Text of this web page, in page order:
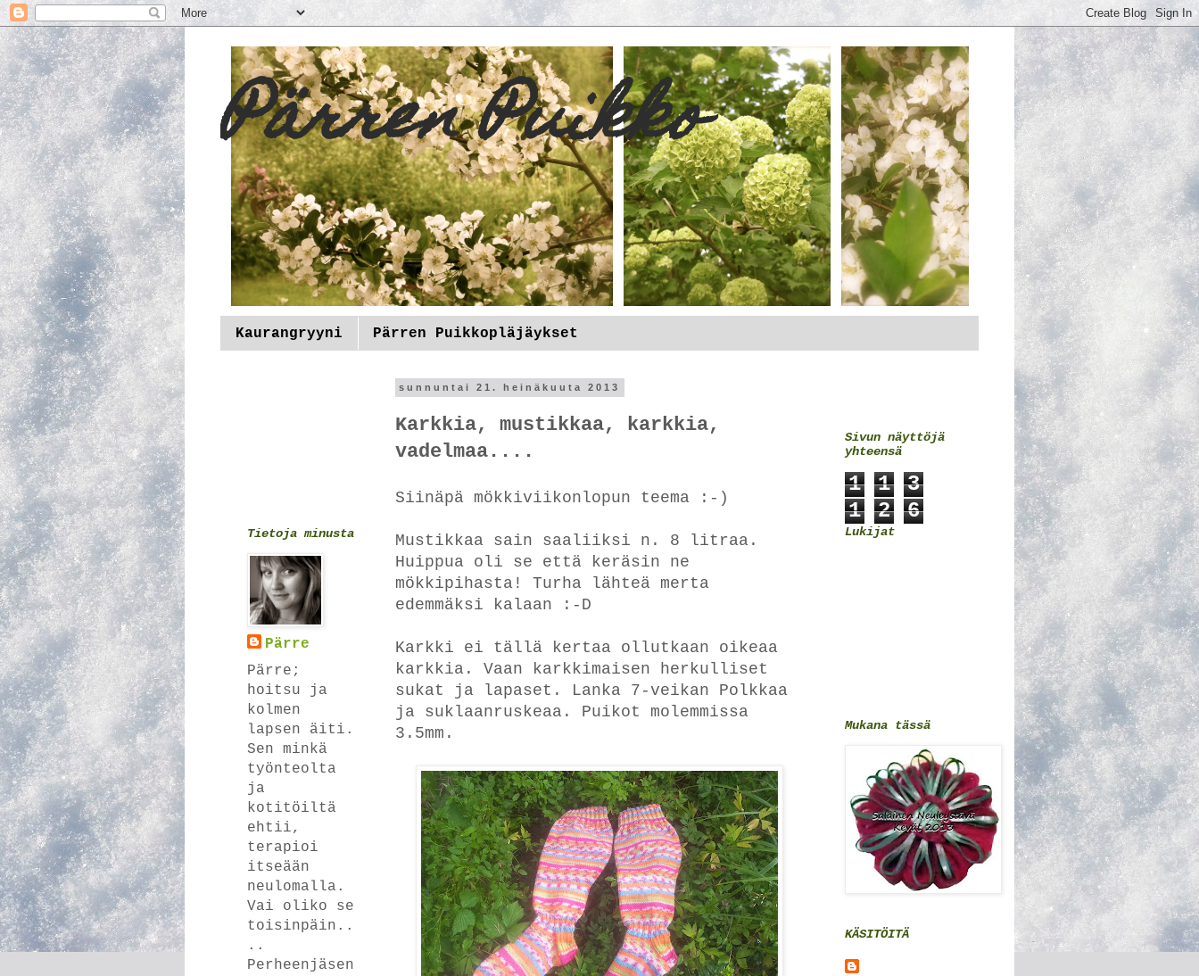
Pärren Puikko
Kaurangryyni Pärren Puikkopläjäykset
sunnuntai 21. heinäkuuta 2013
Karkkia, mustikkaa, karkkia,
vadelmaa....
Siinäpä mökkiviikonlopun teema :-)
Mustikkaa sain saaliiksi n. 8 litraa.
Huippua oli se että keräsin ne
mökkipihasta! Turha lähteä merta
edemmäksi kalaan :-D
Karkki ei tällä kertaa ollutkaan oikeaa
karkkia. Vaan karkkimaisen herkulliset
sukat ja lapaset. Lanka 7-veikan Polkkaa
ja suklaanruskeaa. Puikot molemmissa
3.5mm.
Tietoja minusta
Pärre
Pärre;
hoitsu ja
kolmen
lapsen äiti.
Sen minkä
työnteolta
ja
kotitöiltä
ehtii,
terapioi
itseään
neulomalla.
Vai oliko se
toisinpäin..
..
Perheenjäsen
Sivun näyttöjä
yhteensä
1 1
3
1
2 6
Lukijat
Mukana tässä
KÄSITÖITÄ